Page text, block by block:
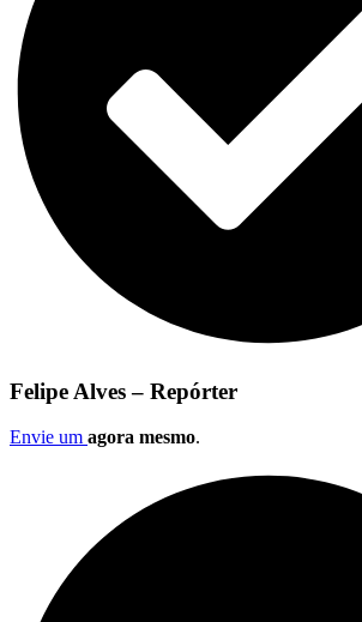
Felipe Alves – Repórter
Envie um agora mesmo.